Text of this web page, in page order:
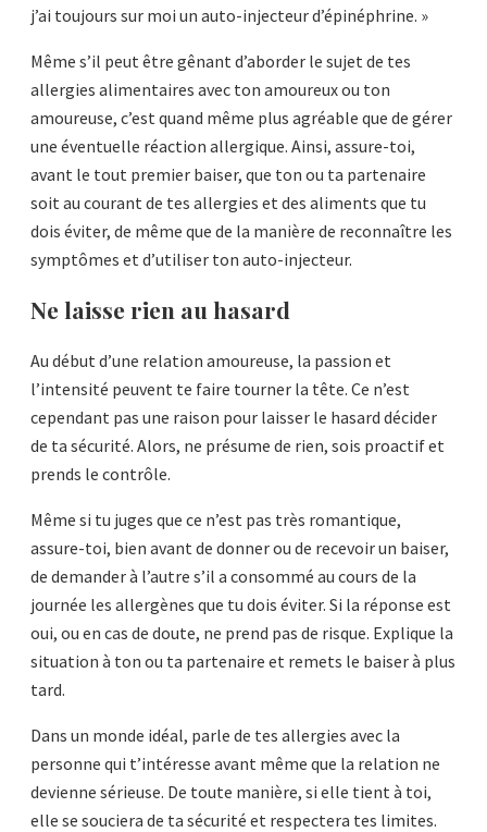
j’ai toujours sur moi un auto-injecteur d’épinéphrine. »
Même s’il peut être gênant d’aborder le sujet de tes
allergies alimentaires avec ton amoureux ou ton
amoureuse, c’est quand même plus agréable que de gérer
une éventuelle réaction allergique. Ainsi, assure-toi,
avant le tout premier baiser, que ton ou ta partenaire
soit au courant de tes allergies et des aliments que tu
dois éviter, de même que de la manière de reconnaître les
symptômes et d’utiliser ton auto-injecteur.
Ne laisse rien au hasard
Au début d’une relation amoureuse, la passion et
l’intensité peuvent te faire tourner la tête. Ce n’est
cependant pas une raison pour laisser le hasard décider
de ta sécurité. Alors, ne présume de rien, sois proactif et
prends le contrôle.
Même si tu juges que ce n’est pas très romantique,
assure-toi, bien avant de donner ou de recevoir un baiser,
de demander à l’autre s’il a consommé au cours de la
journée les allergènes que tu dois éviter. Si la réponse est
oui, ou en cas de doute, ne prend pas de risque. Explique la
situation à ton ou ta partenaire et remets le baiser à plus
tard.
Dans un monde idéal, parle de tes allergies avec la
personne qui t’intéresse avant même que la relation ne
devienne sérieuse. De toute manière, si elle tient à toi,
elle se souciera de ta sécurité et respectera tes limites.